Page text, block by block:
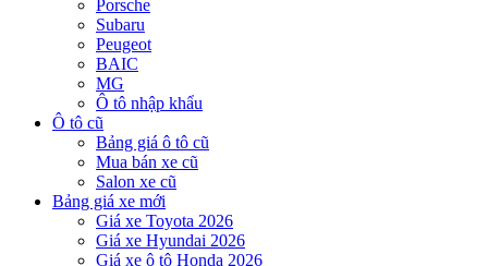
Porsche
Subaru
Peugeot
BAIC
MG
Ô tô nhập khẩu
Ô tô cũ
Bảng giá ô tô cũ
Mua bán xe cũ
Salon xe cũ
Bảng giá xe mới
Giá xe Toyota 2026
Giá xe Hyundai 2026
Giá xe ô tô Honda 2026